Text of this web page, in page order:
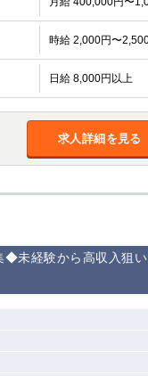
時給 2,000円〜
日給 8,000円以上
求人詳細を見る
◆未経験から高収入狙
たまプラーザ 大船
桜木町
川越
熊谷
獨協
加松
東武宇都宮（宇